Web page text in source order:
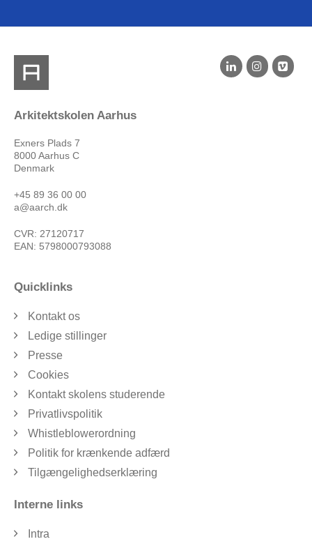
Arkitektskolen Aarhus
Exners Plads 7
8000 Aarhus C
Denmark
+45 89 36 00 00
a@aarch.dk
CVR: 27120717
EAN: 5798000793088
Quicklinks
Kontakt os
Ledige stillinger
Presse
Cookies
Kontakt skolens studerende
Privatlivspolitik
Whistleblowerordning
Politik for krænkende adfærd
Tilgængelighedserklæring
Interne links
Intra